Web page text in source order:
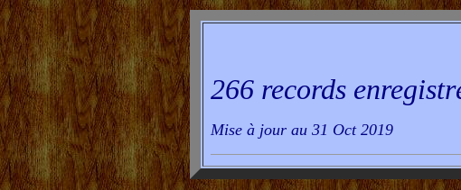
266 records
Mise à jour au 31 Oct 2019